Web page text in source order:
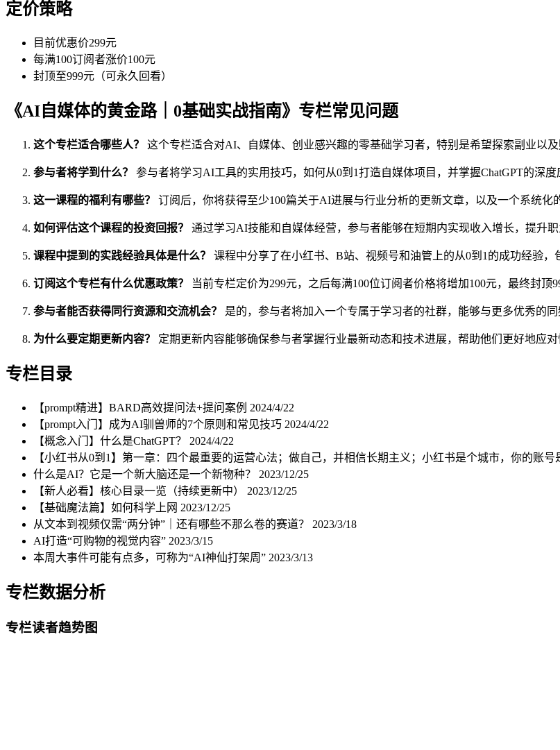
定价策略
目前优惠价299元
每满100订阅者涨价100元
封顶至999元（可永久回看）
《AI自媒体的黄金路｜0基础实战指南》专栏常见问题
这个专栏适合哪些人？ 这个专栏适合对AI、自媒体、创业感兴趣的零基础学习者，特别是希望探索副业以及
参与者将学到什么？ 参与者将学习AI工具的实用技巧，如何从0到1打造自媒体项目，并掌握ChatGPT的深度
这一课程的福利有哪些？ 订阅后，你将获得至少100篇关于AI进展与行业分析的更新文章，以及一个系统化
如何评估这个课程的投资回报？ 通过学习AI技能和自媒体经营，参与者能够在短期内实现收入增长，提升职
课程中提到的实践经验具体是什么？ 课程中分享了在小红书、B站、视频号和油管上的从0到1的成功经验，
订阅这个专栏有什么优惠政策？ 当前专栏定价为299元，之后每满100位订阅者价格将增加100元，最终封顶
参与者能否获得同行资源和交流机会？ 是的，参与者将加入一个专属于学习者的社群，能够与更多优秀的同
为什么要定期更新内容？ 定期更新内容能够确保参与者掌握行业最新动态和技术进展，帮助他们更好地应对
专栏目录
【prompt精进】BARD高效提问法+提问案例 2024/4/22
【prompt入门】成为AI驯兽师的7个原则和常见技巧 2024/4/22
【概念入门】什么是ChatGPT？ 2024/4/22
【小红书从0到1】第一章：四个最重要的运营心法；做自己，并相信长期主义；小红书是个城市，你的账
什么是AI？它是一个新大脑还是一个新物种？ 2023/12/25
【新人必看】核心目录一览（持续更新中） 2023/12/25
【基础魔法篇】如何科学上网 2023/12/25
从文本到视频仅需“两分钟”｜还有哪些不那么卷的赛道？ 2023/3/18
AI打造“可购物的视觉内容” 2023/3/15
本周大事件可能有点多，可称为“AI神仙打架周” 2023/3/13
专栏数据分析
专栏读者趋势图